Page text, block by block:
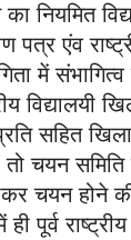
नियमित
पत्र एंव
में
विद्यालयी
सहित
चयन समिति
चयन होने
ही पूर्व